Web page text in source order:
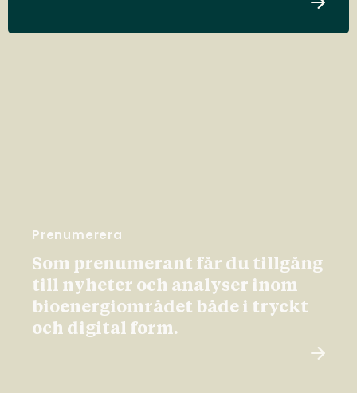
Prenumerera
Som prenumerant får du tillgång
till nyheter och analyser inom
bioenergiområdet både i tryckt
och digital form.